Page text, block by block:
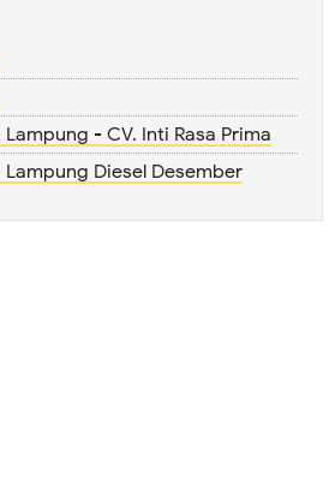
- CV. Inti Rasa Prima
Diesel Desember